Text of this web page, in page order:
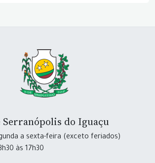
do Iguaçu
a sexta-feira (exceto feriados)
às 17h30